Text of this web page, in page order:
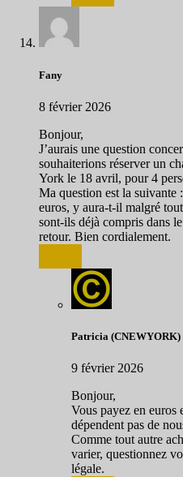
Fany
8 février 2026
Bonjour,
J’aurais une question
souhaiterions réserver un
York le 18 avril, pour 4
Ma question est la suivante
euros, y aura-t-il malgré
sont-ils déjà compris dans
retour. Bien cordialement.
Patricia (CNEWYORK)
9 février 2026
Bonjour,
Vous payez en euros
dépendent pas de
Comme tout autre
varier, questionnez
légale.